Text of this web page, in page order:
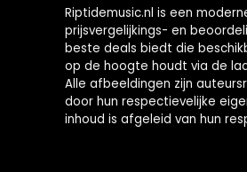
nieuwste versie
Riptidemusic.nl is een
prijsvergelijkings- en
beste deals biedt die
op de hoogte houdt via de
Alle afbeeldingen zijn
door hun respectievelijke
inhoud is afgeleid van hun